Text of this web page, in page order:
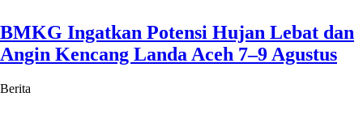
BMKG Ingatkan Potensi Hujan Lebat dan
Angin Kencang Landa Aceh 7–9 Agustus
Berita